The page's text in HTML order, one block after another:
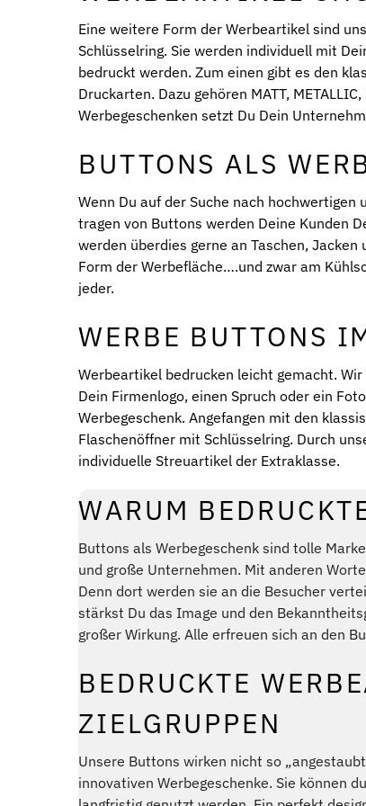
Eine weitere Form der Werbeartikel sind
Schlüsselring. Sie werden individuell mit
bedruckt werden. Zum einen gibt es den
Druckarten. Dazu gehören MATT,
Werbegeschenken setzt Du Dein
BUTTONS ALS
Wenn Du auf der Suche nach
tragen von Buttons werden Deine Kunden
werden überdies gerne an Taschen,
Form der Werbefläche….und zwar am
jeder.
WERBE BUTTONS
Werbeartikel bedrucken leicht gemacht.
Dein Firmenlogo, einen Spruch oder ein
Werbegeschenk. Angefangen mit den
Flaschenöffner mit Schlüsselring. Durch
individuelle Streuartikel der Extraklasse.
WARUM
Buttons als Werbegeschenk sind tolle
und große Unternehmen. Mit anderen
Denn dort werden sie an die Besucher
stärkst Du das Image und den
großer Wirkung. Alle erfreuen sich an den
BEDRUCKTE
ZIELGRUPPEN
Unsere Buttons wirken nicht so
innovativen Werbegeschenke. Sie können